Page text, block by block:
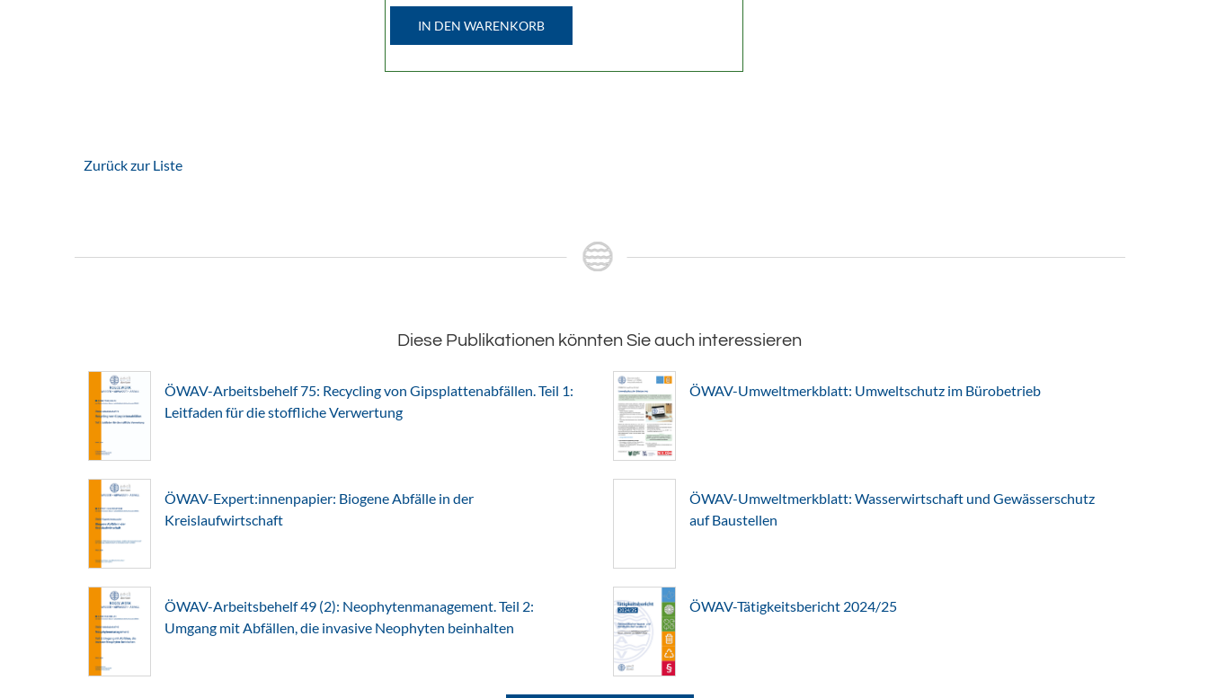
IN DEN WARENKORB
Zurück zur Liste
Diese Publikationen könnten Sie auch interessieren
ÖWAV-Arbeitsbehelf 75: Recycling von Gipsplattenabfällen. Teil 1:
Leitfaden für die stoffliche Verwertung
ÖWAV-Umweltmerkblatt: Umweltschutz im Bürobetrieb
ÖWAV-Expert:innenpapier: Biogene Abfälle in der
Kreislaufwirtschaft
ÖWAV-Umweltmerkblatt: Wasserwirtschaft und Gewässerschutz
auf Baustellen
ÖWAV-Arbeitsbehelf 49 (2): Neophytenmanagement. Teil 2:
Umgang mit Abfällen, die invasive Neophyten beinhalten
ÖWAV-Tätigkeitsbericht 2024/25